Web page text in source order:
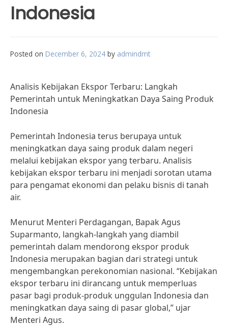
Indonesia
Posted on December 6, 2024 by admindmt
Analisis Kebijakan Ekspor Terbaru: Langkah
Pemerintah untuk Meningkatkan Daya Saing Produk
Indonesia
Pemerintah Indonesia terus berupaya untuk
meningkatkan daya saing produk dalam negeri
melalui kebijakan ekspor yang terbaru. Analisis
kebijakan ekspor terbaru ini menjadi sorotan utama
para pengamat ekonomi dan pelaku bisnis di tanah
air.
Menurut Menteri Perdagangan, Bapak Agus
Suparmanto, langkah-langkah yang diambil
pemerintah dalam mendorong ekspor produk
Indonesia merupakan bagian dari strategi untuk
mengembangkan perekonomian nasional. “Kebijakan
ekspor terbaru ini dirancang untuk memperluas
pasar bagi produk-produk unggulan Indonesia dan
meningkatkan daya saing di pasar global,” ujar
Menteri Agus.